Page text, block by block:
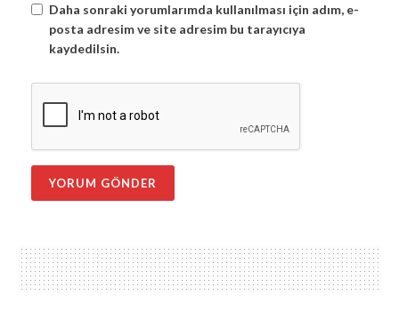
Daha sonraki yorumlarımda kullanılması için adım, e-
posta adresim ve site adresim bu tarayıcıya
kaydedilsin.